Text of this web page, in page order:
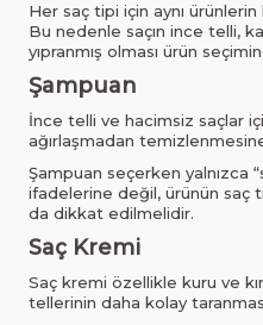
Her saç tipi için aynı ürünlerin
Bu nedenle saçın ince telli,
yıpranmış olması ürün
Şampuan
İnce telli ve hacimsiz saçlar
ağırlaşmadan
Şampuan seçerken yalnızca
ifadelerine değil, ürünün saç
da dikkat edilmelidir.
Saç Kremi
Saç kremi özellikle kuru ve
tellerinin daha kolay